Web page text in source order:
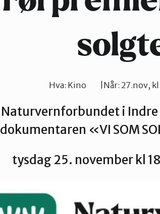
Hva: Kino Når: 27.nov,
Naturvernforbundet i
dokumentaren «VI SOM
tysdag 25. november kl